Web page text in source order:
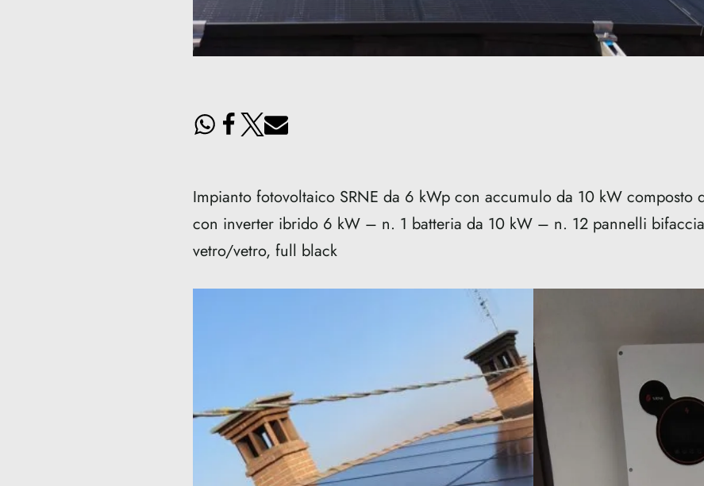
Impianto fotovoltaico SRNE da 6 kWp con accumulo da 10 kW composto
con inverter ibrido 6 kW – n. 1 batteria da 10 kW – n. 12 pannelli
vetro/vetro, full black